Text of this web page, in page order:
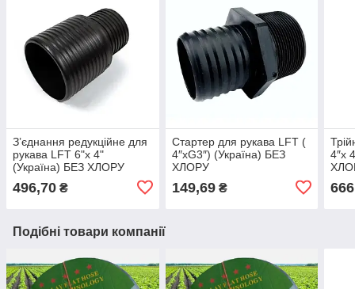
З’єднання редукційне для
рукава LFT 6"х 4"
(Україна) БЕЗ ХЛОРУ
496,70 ₴
Стартер для рукава LFT (
4″xG3″) (Україна) БЕЗ
ХЛОРУ
149,69₴
4″x
Подібні товари компанії